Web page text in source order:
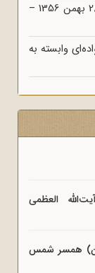
گذری بر انقلاب اسلامی ایران، از 18 دی تا 28 بهمن 1356 –
وابسته به
العظمی
همسر شمس